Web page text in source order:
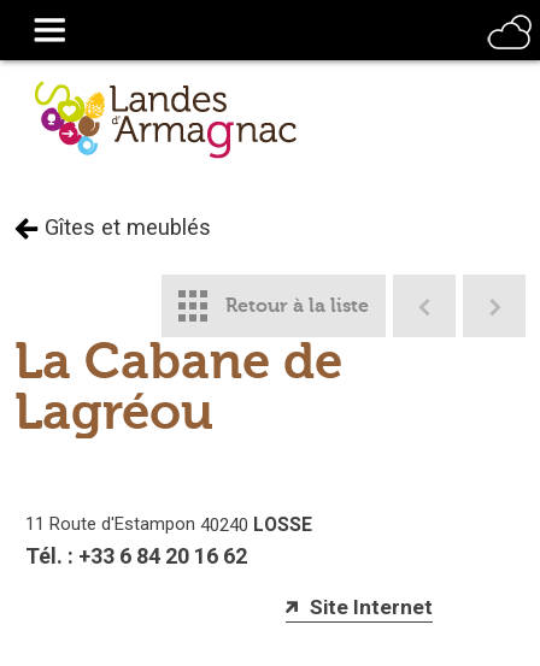
Gîtes et meublés
Retour à la liste
La Cabane de
Lagréou
11 Route d'Estampon 40240 LOSSE
Tél. : +33 6 84 20 16 62
Site Internet